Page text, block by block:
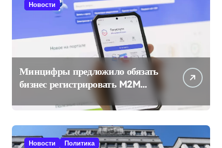
Новости
Минцифры предложило обязать
бизнес регистрировать M2M
SIM-карты через «Госуслуги»
Новости Политика